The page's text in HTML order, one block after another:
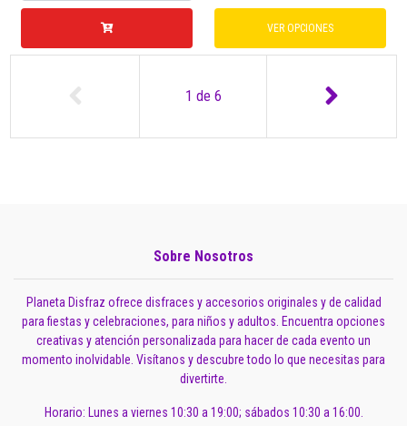
VER OPCIONES
1 de 6
Sobre Nosotros
Planeta Disfraz ofrece disfraces y accesorios originales y de calidad
para fiestas y celebraciones, para niños y adultos. Encuentra opciones
creativas y atención personalizada para hacer de cada evento un
momento inolvidable. Visítanos y descubre todo lo que necesitas para
divertirte.
Horario: Lunes a viernes 10:30 a 19:00; sábados 10:30 a 16:00.